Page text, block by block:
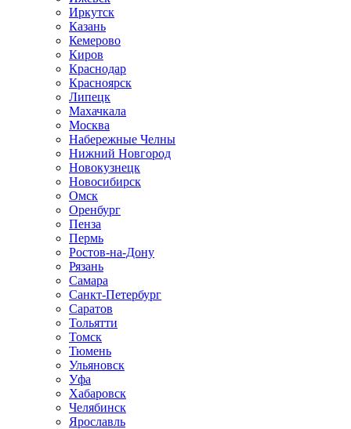
Иркутск
Казань
Кемерово
Киров
Краснодар
Красноярск
Липецк
Махачкала
Москва
Набережные Челны
Нижний Новгород
Новокузнецк
Новосибирск
Омск
Оренбург
Пенза
Пермь
Ростов-на-Дону
Рязань
Самара
Санкт-Петербург
Саратов
Тольятти
Томск
Тюмень
Ульяновск
Уфа
Хабаровск
Челябинск
Ярославль